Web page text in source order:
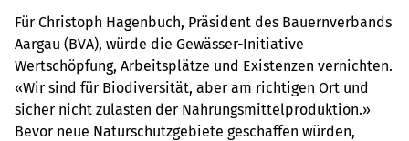
Für Christoph Hagenbuch, Präsident des Bauernverbands
Aargau (BVA), würde die Gewässer-Initiative
Wertschöpfung, Arbeitsplätze und Existenzen vernichten.
«Wir sind für Biodiversität, aber am richtigen Ort und
sicher nicht zulasten der Nahrungsmittelproduktion.»
Bevor neue Naturschutzgebiete geschaffen würden,